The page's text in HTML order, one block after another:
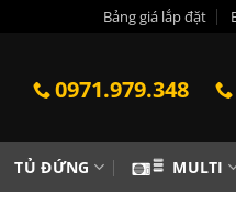
Bảng giá lắp đặt
0971.979.348
TỦ ĐỨNG MULTI